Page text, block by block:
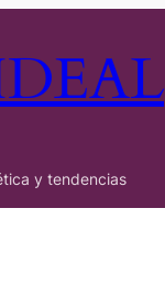
y tendencias